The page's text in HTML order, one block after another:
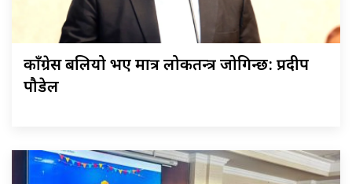
काँग्रेस बलियो भए मात्र लोकतन्त्र जोगिन्छ: प्रदीप
पौडेल